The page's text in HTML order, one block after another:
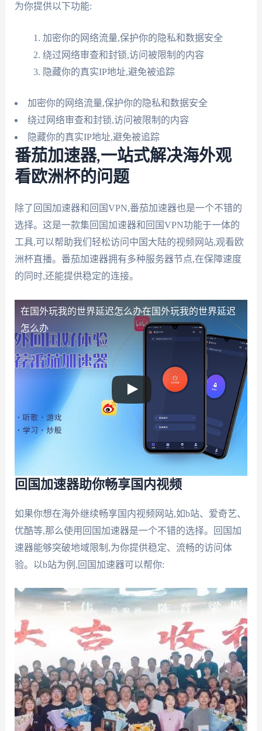
为你提供以下功能:
加密你的网络流量,保护你的隐私和数据安全
绕过网络审查和封锁,访问被限制的内容
隐藏你的真实IP地址,避免被追踪
加密你的网络流量,保护你的隐私和数据安全
绕过网络审查和封锁,访问被限制的内容
隐藏你的真实IP地址,避免被追踪
番茄加速器,一站式解决海外观
看欧洲杯的问题
除了回国加速器和回国VPN,番茄加速器也是一个不错的
选择。这是一款集回国加速器和回国VPN功能于一体的
工具,可以帮助我们轻松访问中国大陆的视频网站,观看欧
洲杯直播。番茄加速器拥有多种服务器节点,在保障速度
的同时,还能提供稳定的连接。
在国外玩我的世界延迟怎么办在国外玩我的世界延迟
怎么办
回国加速器助你畅享国内视频
如果你想在海外继续畅享国内视频网站,如b站、爱奇艺、
优酷等,那么使用回国加速器是一个不错的选择。回国加
速器能够突破地域限制,为你提供稳定、流畅的访问体
验。以b站为例,回国加速器可以帮你: